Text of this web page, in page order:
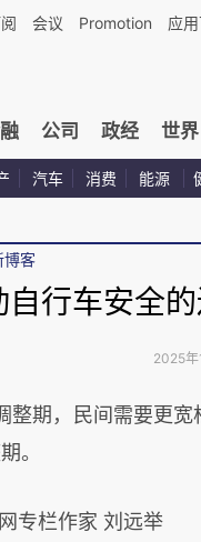
会议 Promotion 应
公司 政经 世界
汽车 消费 能源
博客
自行车安全
2025年
整期，民间需要更
。
专栏作家 刘远举